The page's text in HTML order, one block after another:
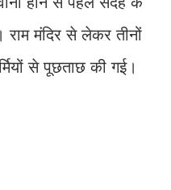
मंदिर से लेकर तीनों
से पूछताछ की गई।